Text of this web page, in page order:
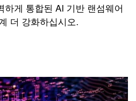
하게 통합된 AI 기반 랜섬웨어
더 강화하십시오.